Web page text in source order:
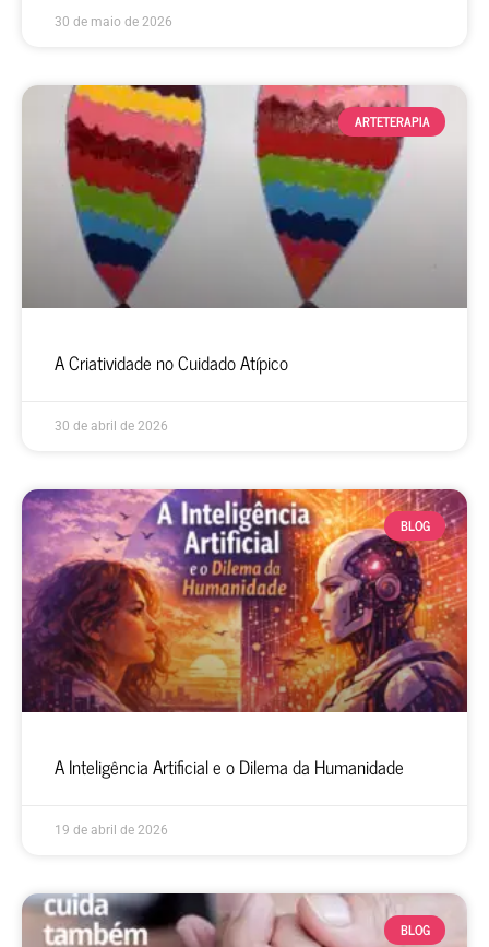
30 de maio de 2026
ARTETERAPIA
A Criatividade no Cuidado Atípico
30 de abril de 2026
BLOG
A Inteligência Artificial e o Dilema da Humanidade
19 de abril de 2026
BLOG